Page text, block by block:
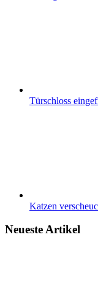
Türschloss
Katzen
Neueste Artikel